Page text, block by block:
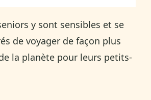
y sont sensibles et se
de voyager de façon plus
la planète pour leurs petits-